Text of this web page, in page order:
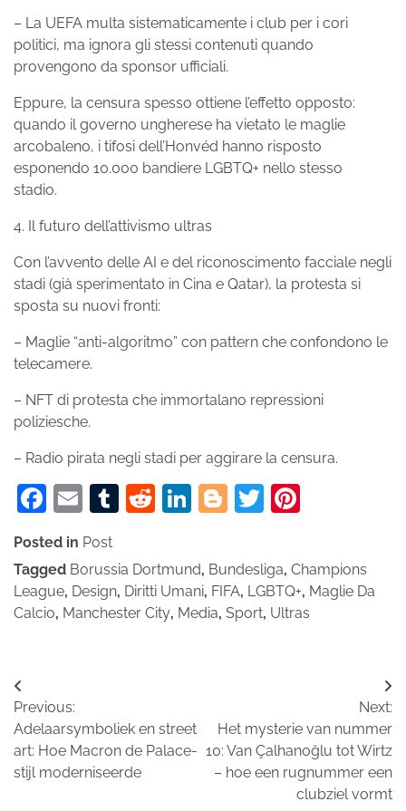
– La UEFA multa sistematicamente i club per i cori
politici, ma ignora gli stessi contenuti quando
provengono da sponsor ufficiali.
Eppure, la censura spesso ottiene l’effetto opposto:
quando il governo ungherese ha vietato le maglie
arcobaleno, i tifosi dell’Honvéd hanno risposto
esponendo 10.000 bandiere LGBTQ+ nello stesso
stadio.
4. Il futuro dell’attivismo ultras
Con l’avvento delle AI e del riconoscimento facciale negli
stadi (già sperimentato in Cina e Qatar), la protesta si
sposta su nuovi fronti:
– Maglie “anti-algoritmo” con pattern che confondono le
telecamere.
– NFT di protesta che immortalano repressioni
poliziesche.
– Radio pirata negli stadi per aggirare la censura.
Facebook
EmailTumblr
Reddit
LinkedIn
Blogger
Twitter
Posted in Post
Tagged Borussia Dortmund, Bundesliga, Champions
League, Design, Diritti Umani, FIFA, LGBTQ+, Maglie Da
Calcio, Manchester City, Media, Sport, Ultras
Bericht
navigatie
Previous:
Adelaarsymboliek en street
art: Hoe Macron de Palace-
stijl moderniseerde
Next:
Het mysterie van nummer
10: Van Çalhanoğlu tot Wirtz
– hoe een rugnummer een
clubziel vormt